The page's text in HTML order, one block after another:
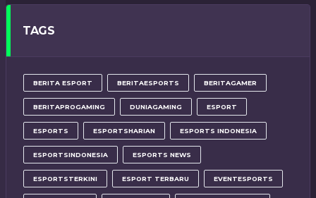
TAGS
BERITA ESPORT BERITAESPORTS BERITAGAMER
BERITAPROGAMING DUNIAGAMING ESPORT
ESPORTS ESPORTSHARIAN ESPORTS INDONESIA
ESPORTSINDONESIA ESPORTS NEWS
ESPORTSTERKINI ESPORT TERBARU EVENTESPORTS